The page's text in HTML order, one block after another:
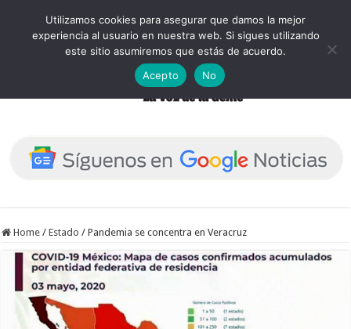
Home / Estado / Pandemia se concentra en Veracruz
Utilizamos cookies para asegurar que damos la mejor
experiencia al usuario en nuestra web. Si sigues utilizando
este sitio asumiremos que estás de acuerdo.
Acepto
No